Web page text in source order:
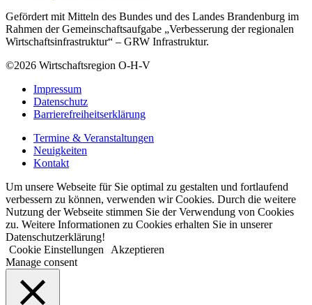
Gefördert mit Mitteln des Bundes und des Landes Brandenburg im
Rahmen der Gemeinschaftsaufgabe „Verbesserung der regionalen
Wirtschaftsinfrastruktur“ – GRW Infrastruktur.
©2026 Wirtschaftsregion O-H-V
Impressum
Datenschutz
Barrierefreiheitserklärung
Termine & Veranstaltungen
Neuigkeiten
Kontakt
Um unsere Webseite für Sie optimal zu gestalten und fortlaufend
verbessern zu können, verwenden wir Cookies. Durch die weitere
Nutzung der Webseite stimmen Sie der Verwendung von Cookies
zu. Weitere Informationen zu Cookies erhalten Sie in unserer
Datenschutzerklärung!
Cookie Einstellungen
Akzeptieren
Manage consent